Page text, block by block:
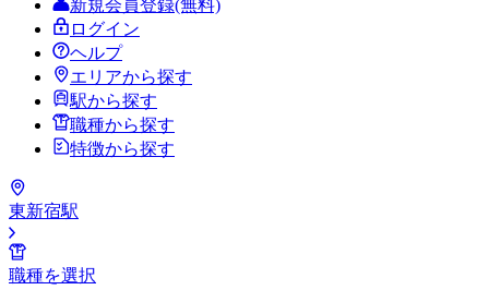
新規会員登録(無料)
ログイン
ヘルプ
エリアから探す
駅から探す
職種から探す
特徴から探す
東新宿駅
職種を選択